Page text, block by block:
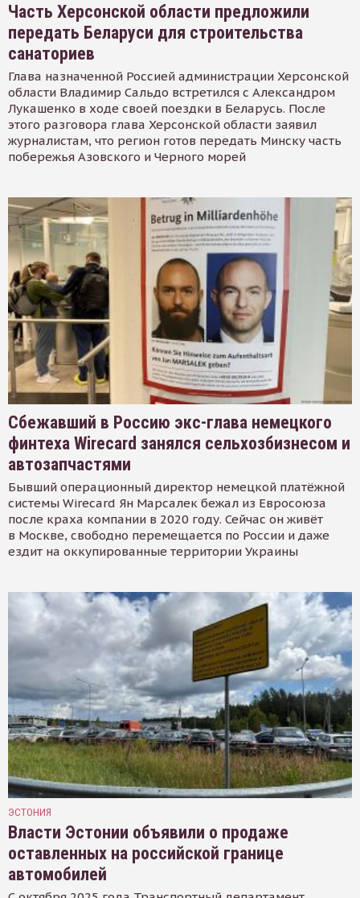
Часть Херсонской области предложили
передать Беларуси для строительства
санаториев
Глава назначенной Россией администрации Херсонской
области Владимир Сальдо встретился с Александром
Лукашенко в ходе своей поездки в Беларусь. После
этого разговора глава Херсонской области заявил
журналистам, что регион готов передать Минску часть
побережья Азовского и Черного морей
Сбежавший в Россию экс-глава немецкого
финтеха Wirecard занялся сельхозбизнесом и
автозапчастями
Бывший операционный директор немецкой платёжной
системы Wirecard Ян Марсалек бежал из Евросоюза
после краха компании в 2020 году. Сейчас он живёт
в Москве, свободно перемещается по России и даже
ездит на оккупированные территории Украины
ЭСТОНИЯ
Власти Эстонии объявили о продаже
оставленных на российской границе
автомобилей